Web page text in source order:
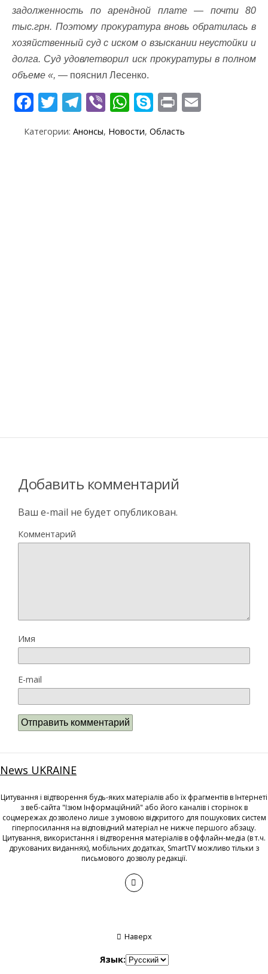
задолженность по арендной плате — почти 80
тыс.грн. Поэтому прокуратура вновь обратилась в
хозяйственный суд с иском о взыскании неустойки и
долга. Суд удовлетворил иск прокуратуры в полном
объеме «, — пояснил Лесенко.
F
e
T
itt
T
e
Vi
er
W
at
S
k
y
Pr
t
Категории: Анонсы, Новости, Область
Добавить комментарий
Ваш e-mail не будет опубликован.
Комментарий
Имя
E-mail
News UKRAINE
Цитування і відтворення будь-яких матеріалів або їх фрагментів в Інтернеті
з веб-сайта "Ізюм Інформаційний" або його каналів і сторінок в
соцмережах дозволено лише з умовою відкритого для пошукових систем
гіперпосилання на відповідний матеріал не нижче першого абзацу.
Цитування, використання і відтворення матеріалів в оффлайн-медіа (в т.ч.
друкованих виданнях), мобільних додатках, SmartTV можливо тільки з
письмового дозволу редакції.
Наверх
Язык: